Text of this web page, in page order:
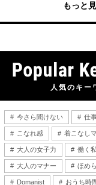
もっと
人気のキー
今さら聞けない 仕
こなれ感 着こなし
大人の女子力 働く
大人のマナー ほめ
Domanist おうち時